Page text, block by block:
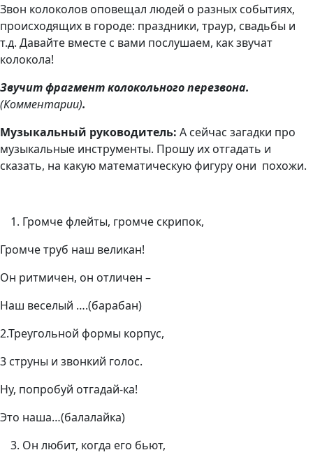
Звон колоколов оповещал людей о разных событиях,
происходящих в городе: праздники, траур, свадьбы и
т.д. Давайте вместе с вами послушаем, как звучат
колокола!
Звучит фрагмент колокольного перезвона.
(Комментарии).
Музыкальный руководитель: А сейчас загадки про
музыкальные инструменты. Прошу их отгадать и
сказать, на какую математическую фигуру они похожи.
Громче флейты, громче скрипок,
Громче труб наш великан!
Он ритмичен, он отличен –
Наш веселый ….(барабан)
2.Треугольной формы корпус,
3 струны и звонкий голос.
Ну, попробуй отгадай-ка!
Это наша…(балалайка)
Он любит, когда его бьют,